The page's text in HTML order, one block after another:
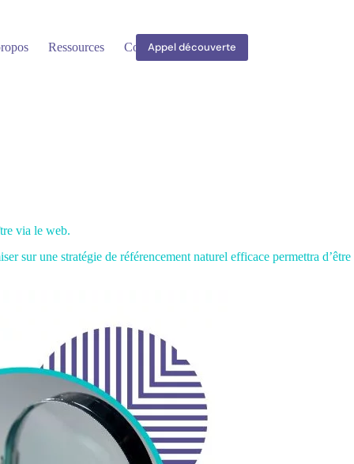
Ressources ContactAppel découverte
via le web.
sur une stratégie de référencement naturel efficace permettra d’être